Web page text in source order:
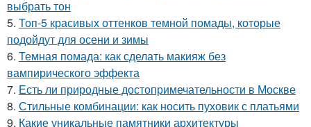
выбрать тон
5. Топ-5 красивых оттенков темной помады, которые
подойдут для осени и зимы
6. Темная помада: как сделать макияж без
вампирического эффекта
7. Есть ли природные достопримечательности в Москве
8. Стильные комбинации: как носить пуховик с платьями
9. Какие уникальные памятники архитектуры